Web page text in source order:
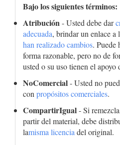
Bajo los siguientes términos:
Atribución- Usted debe dar
adecuada, brindar un enlace a
han realizado cambios. Puede
forma razonable, pero no de
usted o su uso tienen el apoyo
NoComercial- Usted no
conpropósitos comerciales.
CompartirIgual- Si
partir del material, debe
lamisma licenciadel original.